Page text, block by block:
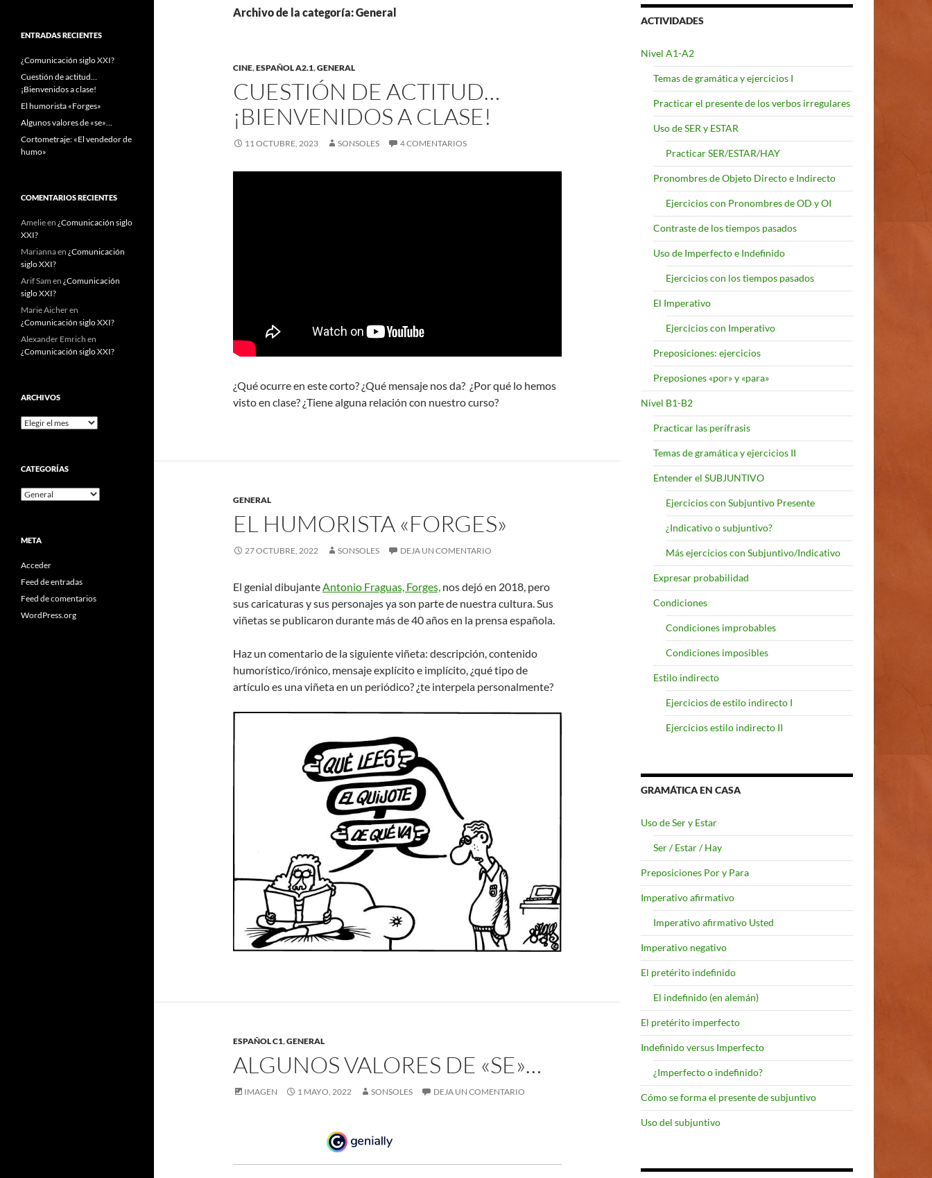
Archivo de la categoría: General
CINE,ESPAÑOL A2.1,GENERAL
CUESTIÓN DE ACTITUD…
¡BIENVENIDOS A CLASE!
11 OCTUBRE, 2023 SONSOLES 4 COMENTARIOS
¿Qué ocurre en este corto? ¿Qué mensaje nos da? ¿Por qué lo hemos
visto en clase? ¿Tiene alguna relación con nuestro curso?
GENERAL
EL HUMORISTA «FORGES»
27 OCTUBRE, 2022 SONSOLES DEJA UN COMENTARIO
El genial dibujanteAntonio Fraguas, Forges, nos dejó en 2018, pero
sus caricaturas y sus personajes ya son parte de nuestra cultura. Sus
viñetas se publicaron durante más de 40 años en la prensa española.
Haz un comentario de la siguiente viñeta: descripción, contenido
humorístico/irónico, mensaje explícito e implícito, ¿qué tipo de
artículo es una viñeta en un periódico? ¿te interpela personalmente?
ESPAÑOL C1,GENERAL
ALGUNOS VALORES DE «SE»…
IMAGEN 1 MAYO, 2022 SONSOLES DEJA UN COMENTARIO
ACTIVIDADES
Nivel A1-A2
Temas de gramática y ejercicios I
Practicar el presente de los verbos irregulares
Uso de SER y ESTAR
Practicar SER/ESTAR/HAY
Pronombres de Objeto Directo e Indirecto
Ejercicios con Pronombres de OD y OI
Contraste de los tiempos pasados
Uso de Imperfecto e Indefinido
Ejercicios con los tiempos pasados
El Imperativo
Ejercicios con Imperativo
Preposiciones: ejercicios
Preposiones «por» y «para»
Nivel B1-B2
Practicar las perífrasis
Temas de gramática y ejercicios II
Entender el SUBJUNTIVO
Ejercicios con Subjuntivo Presente
¿Indicativo o subjuntivo?
Más ejercicios con Subjuntivo/Indicativo
Expresar probabilidad
Condiciones
Condiciones improbables
Condiciones imposibles
Estilo indirecto
Ejercicios de estilo indirecto I
Ejercicios estilo indirecto II
GRAMÁTICA EN CASA
Uso de Ser y Estar
Ser / Estar / Hay
Preposiciones Por y Para
Imperativo afirmativo
Imperativo afirmativo Usted
Imperativo negativo
El pretérito indefinido
El indefinido (en alemán)
El pretérito imperfecto
Indefinido versus Imperfecto
¿Imperfecto o indefinido?
Cómo se forma el presente de subjuntivo
Uso del subjuntivo
ENTRADAS RECIENTES
¿Comunicación siglo XXI?
Cuestión de actitud…
¡Bienvenidos a clase!
El humorista «Forges»
Algunos valores de «se»…
Cortometraje: «El vendedor de
humo»
COMENTARIOS RECIENTES
Amelieen ¿Comunicación siglo
XXI?
Mariannaen ¿Comunicación
siglo XXI?
Arif Sam en ¿Comunicación
siglo XXI?
Marie Aicheren
¿Comunicación siglo XXI?
Alexander Emrich en
¿Comunicación siglo XXI?
ARCHIVOS
Archivos
CATEGORÍAS
Categorías
META
Acceder
Feed de entradas
Feed de comentarios
WordPress.org